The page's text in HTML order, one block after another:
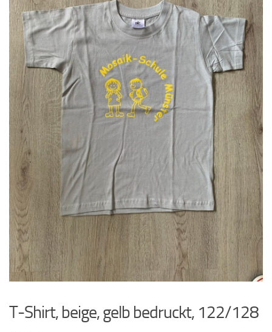
T-Shirt, beige, gelb bedruckt, 122/128